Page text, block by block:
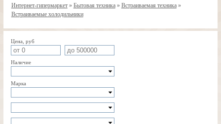
Интернет-гипермаркет» Бытовая техника» Встраиваемая техника»
Встраиваемые холодильники
Цена, руб
Наличие
Марка